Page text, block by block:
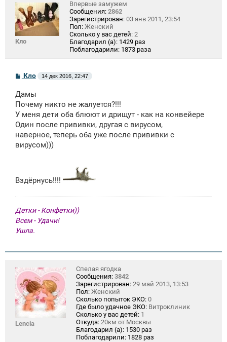
Кло
Впервые замужем
Сообщения: 2862
Зарегистрирован: 03 янв 2011, 23:54
Пол: Женский
Сколько у вас детей: 2
Благодарил (а): 1429 раз
Поблагодарили: 1873 раза
С
б
щ
н
и
Кло 14 дек 2016, 22:47
Дамы
Почему никто не жалуется?!!!
У меня дети оба блюют и дрищут - как на конвейере
Один после прививки, другая с вирусом,
наверное, теперь оба уже после прививки с
вирусом)))
Вздёрнусь!!!!
Детки - Конфетки))
Всем - Удачи!
Ушла.
Lencia
Спелая ягодка
Сообщения: 3842
Зарегистрирован: 29 май 2013, 13:53
Пол: Женский
Сколько попыток ЭКО: 0
Где было удачное ЭКО: Витроклиник
Сколько у вас детей: 1
Откуда: 20км от Москвы
Благодарил (а): 1530 раз
Поблагодарили: 1828 раз